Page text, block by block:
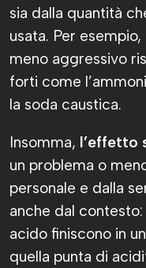
sia dalla quantità
usata. Per
meno aggressivo
forti come
la soda caustica.
Insomma, l’effetto
un problema o
personale e dalla
anche dal
acido finiscono in
quella punta di